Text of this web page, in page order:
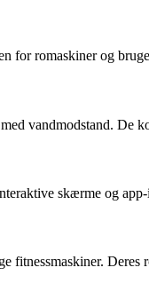
for romaskiner og
vandmodstand. De
skærme og
fitnessmaskiner.